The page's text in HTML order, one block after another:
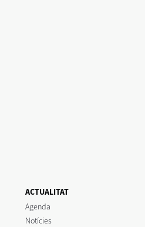
ACTUALITAT
Agenda
Notícies